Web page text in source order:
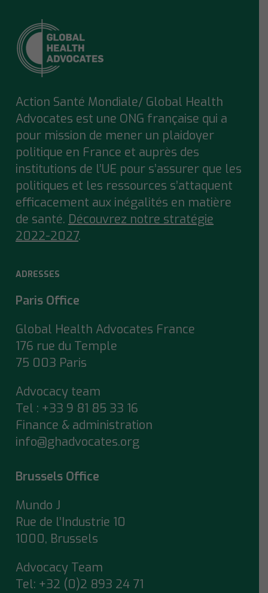
Action Santé Mondiale/ Global Health
Advocates est une ONG française qui a
pour mission de mener un plaidoyer
politique en France et auprès des
institutions de l’UE pour s’assurer que les
politiques et les ressources s’attaquent
efficacement aux inégalités en matière
de santé. Découvrez notre stratégie
2022-2027.
ADRESSES
Paris Office
Global Health Advocates France
176 rue du Temple
75 003 Paris
Advocacy team
Tel : +33 9 81 85 33 16
Finance & administration
info@ghadvocates.org
Brussels Office
Mundo J
Rue de l’Industrie 10
1000, Brussels
Advocacy Team
Tel: +32 (0)2 893 24 71